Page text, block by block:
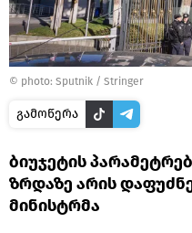
© photo: Sputnik / Stringer
გამოწერა
ბიუჯეტის
ზრდაზე არის
მინისტრმა